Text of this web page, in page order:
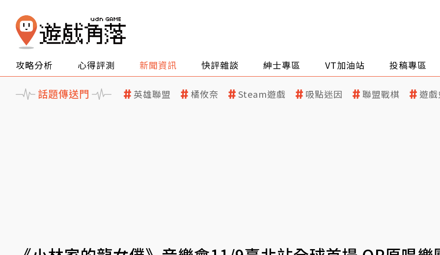
攻略分析 心得評測 新聞資訊 快評雜談 紳士專區 VT加油站 投稿專區
話題傳送門 英雄聯盟 橘攸奈 Steam遊戲 吸點迷因 聯盟戰棋 遊